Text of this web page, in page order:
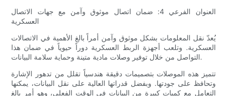
العنوان الفرعي 4: ضمان اتصال موثوق وآمن مع جهات الاتصال
العسكرية
يُعدّ نقل المعلومات بشكل موثوق وآمن أمراً بالغ الأهمية في الاتصالات
العسكرية. وتلعب أجهزة الربط العسكرية دوراً حيوياً في ضمان هذا
التواصل من خلال توفير وصلات مادية متينة وحماية سلامة البيانات.
تتميز هذه الموصلات بتصميمات دقيقة هندسياً تقلل من تدهور الإشارة
وتحافظ على جودتها. وبفضل قدراتها العالية على نقل البيانات، يمكنها
التعامل مع كميات كبيرة من البيانات في الوقت الفعلي، وهو أمر بالغ